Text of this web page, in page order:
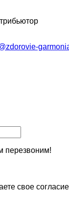
перезвоним!
свое